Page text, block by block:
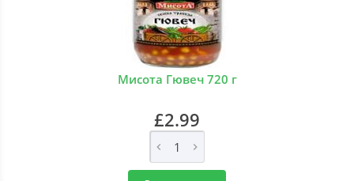
Мисота Гювеч 720 г
£2.99